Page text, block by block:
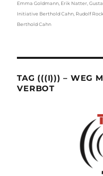
Emma Goldmann Erik Natter ,
Initiative Berthold Cahn Rudolf
Berthold Cahn
TAG (((I))) – WEG
VERBOT